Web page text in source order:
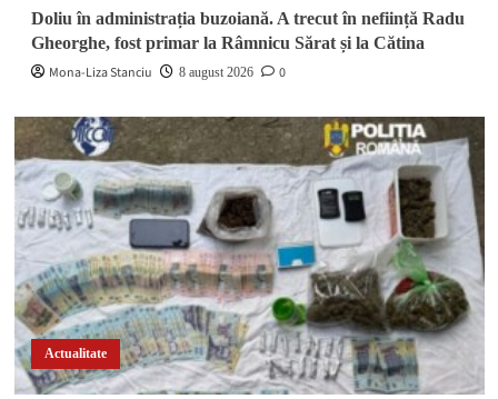
Doliu în administrația buzoiană. A trecut în neființă Radu
Gheorghe, fost primar la Râmnicu Sărat și la Cătina
Mona-Liza Stanciu
8 august 2026 0
Actualitate